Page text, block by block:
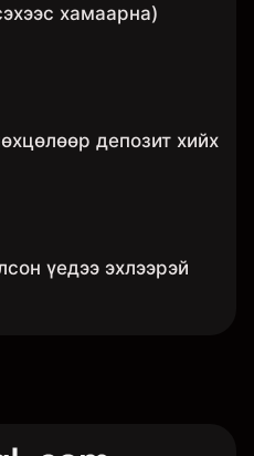
хамаарна)
депозит хийх
үедээ эхлээрэй